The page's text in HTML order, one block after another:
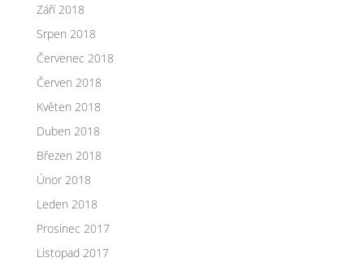
Září 2018
Srpen 2018
Červenec 2018
Červen 2018
Květen 2018
Duben 2018
Březen 2018
Únor 2018
Leden 2018
Prosinec 2017
Listopad 2017